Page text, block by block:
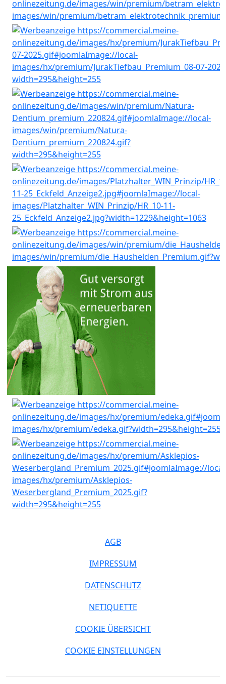
AGB
IMPRESSUM
DATENSCHUTZ
NETIQUETTE
COOKIE ÜBERSICHT
COOKIE EINSTELLUNGEN